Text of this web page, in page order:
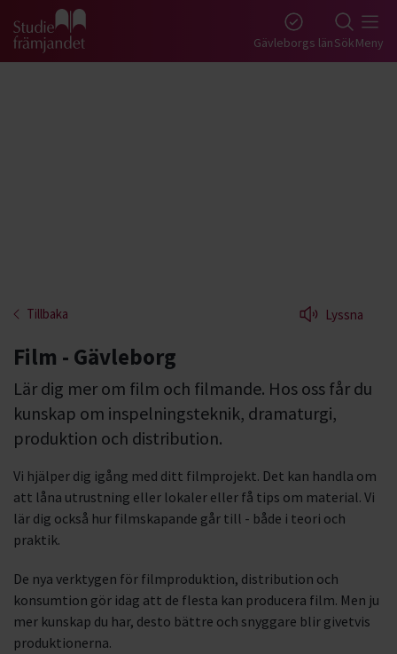
Gå till studiefrämjandets startsida Gävleborgs länSökMeny
Tillbaka Lyssna
Film - Gävleborg
Lär dig mer om film och filmande. Hos oss får du
kunskap om inspelningsteknik, dramaturgi,
produktion och distribution.
Vi hjälper dig igång med ditt filmprojekt. Det kan handla om
att låna utrustning eller lokaler eller få tips om material. Vi
lär dig också hur filmskapande går till - både i teori och
praktik.
De nya verktygen för filmproduktion, distribution och
konsumtion gör idag att de flesta kan producera film. Men ju
mer kunskap du har, desto bättre och snyggare blir givetvis
produktionerna.